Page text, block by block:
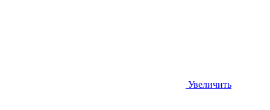
Увеличить